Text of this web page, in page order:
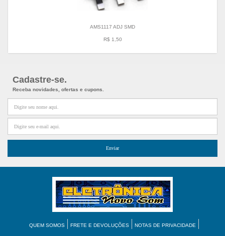
AMS1117 ADJ SMD
R$ 1,50
Cadastre-se.
Receba novidades, ofertas e cupons.
QUEM SOMOS FRETE E DEVOLUÇÕES NOTAS DE PRIVACIDADE